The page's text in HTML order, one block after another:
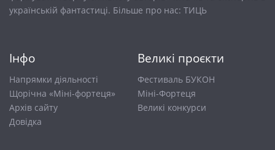
українській фантастиці. Більше про нас: ТИЦЬ
Інфо
Напрямки діяльності
Щорічна «Міні-фортеця»
Архів сайту
Довiдка
Великі проєкти
Фестиваль БУКОН
Міні-Фортеця
Великі конкурси